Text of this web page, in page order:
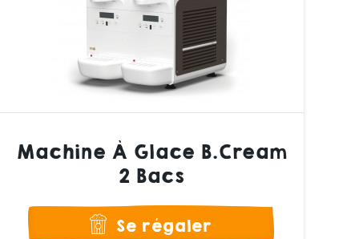
Machine À Glace B.Cream
2 Bacs
Se régaler